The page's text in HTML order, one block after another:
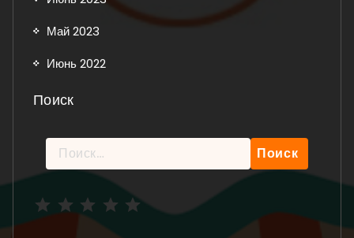
Май 2023
Июнь 2022
Поиск
Найти: